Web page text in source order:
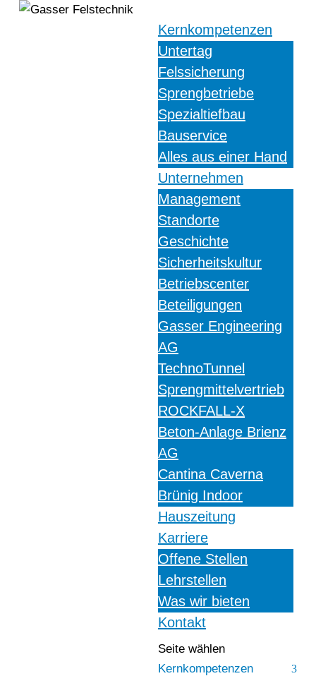
Kernkompetenzen
Untertag
Felssicherung
Sprengbetriebe
Spezialtiefbau
Bauservice
Alles aus einer Hand
Unternehmen
Management
Standorte
Geschichte
Sicherheitskultur
Betriebscenter
Beteiligungen
Gasser Engineering
AG
TechnoTunnel
Sprengmittelvertrieb
ROCKFALL-X
Beton-Anlage Brienz
AG
Cantina Caverna
Brünig Indoor
Hauszeitung
Karriere
Offene Stellen
Lehrstellen
Was wir bieten
Kontakt
Seite wählen
Kernkompetenzen